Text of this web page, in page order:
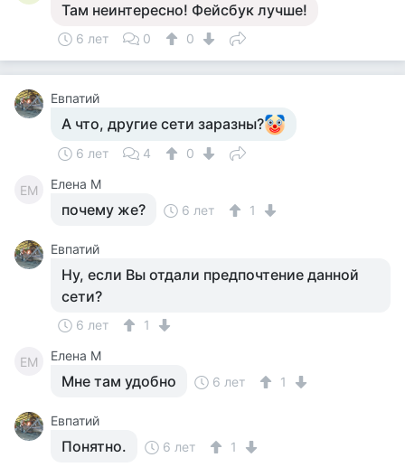
Там неинтересно! Фейсбук лучше!
6 лет 0 0
Евпатий
А что, другие сети заразны?
6 лет 4 0
ЕМ Елена М
почему же? 6 лет 1
Евпатий
Ну, если Вы отдали предпочтение данной
сети?
6 лет 1
ЕМ Елена М
Мне там удобно 6 лет 1
Евпатий
Понятно. 6 лет 1